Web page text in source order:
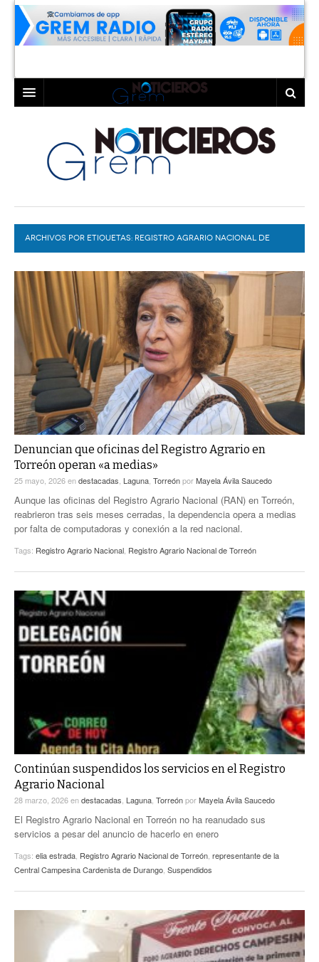
LAGUNA
TORREÓN
GÓMEZ PALACIO
LERDO
COAHUILA
DURANGO
DEPORTES
EL EXACTO
EXA INFORMA
GLOBO
CONTEXTOS
TRAYECTO LAGUNA
A MEDIA MAÑANA
A TODA LEY
ENTRE LAGUNEROS
DIÁLOGOS CON LA HISTORIA
TWEETS AND BEATS
LA MEJOR 97.1 ESTÉREO GALLITO
ACTUALIDADES GREM
PULSO
LA MEJOR INFORMACIÓN
COLABORADORES
PC29
ACTUALIDADES GREM
ARCHIVOS POR ETIQUETAS: REGISTRO AGRARIO NACIONAL DE
Denuncian que oficinas del Registro Agrario en
Torreón operan «a medias»
25 mayo, 2026endestacadas Laguna TorreónporMayela Ávila Saucedo
Aunque las oficinas del Registro Agrario Nacional (RAN) en Torreón,
reabrieron tras seis meses cerradas, la dependencia opera a medias
por falta de computadoras y conexión a la red nacional.
Tags: Registro Agrario Nacional Registro Agrario Nacional de Torreón
Continúan suspendidos los servicios en el Registro
Agrario Nacional
28 marzo, 2026endestacadas Laguna TorreónporMayela Ávila Saucedo
El Registro Agrario Nacional en Torreón no ha reanudado sus
servicios a pesar del anuncio de hacerlo en enero
Tags: elia estrada Registro Agrario Nacional de Torreón representante de la
Central Campesina Cardenista de Durango Suspendidos